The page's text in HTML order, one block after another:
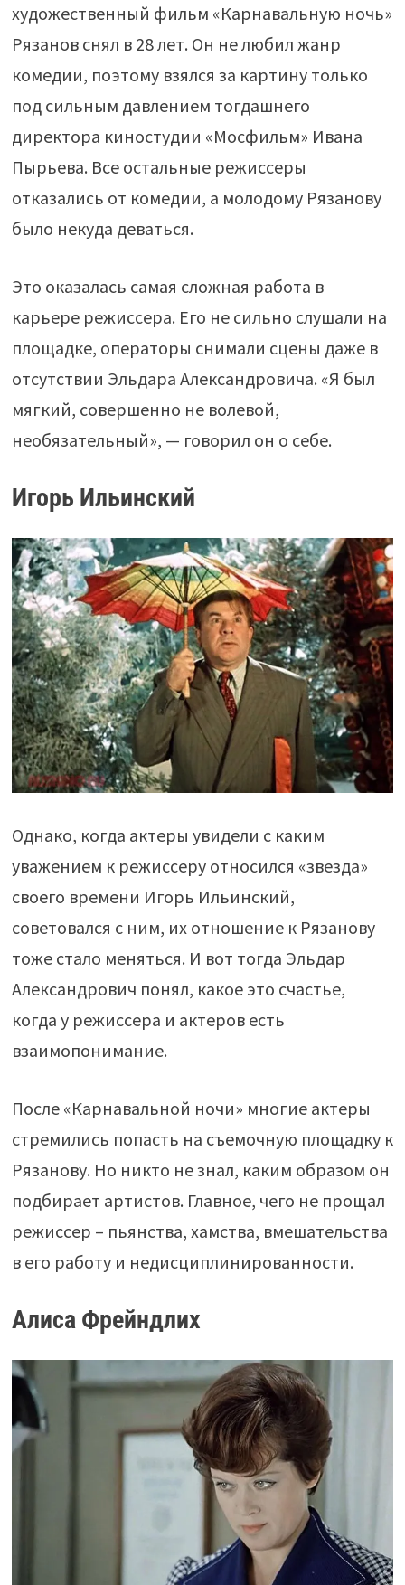
художественный фильм «Карнавальную ночь»
Рязанов снял в 28 лет. Он не любил жанр
комедии, поэтому взялся за картину только
под сильным давлением тогдашнего
директора киностудии «Мосфильм» Ивана
Пырьева. Все остальные режиссеры
отказались от комедии, а молодому Рязанову
было некуда деваться.
Это оказалась самая сложная работа в
карьере режиссера. Его не сильно слушали на
площадке, операторы снимали сцены даже в
отсутствии Эльдара Александровича. «Я был
мягкий, совершенно не волевой,
необязательный», — говорил он о себе.
Игорь Ильинский
Однако, когда актеры увидели с каким
уважением к режиссеру относился «звезда»
своего времени Игорь Ильинский,
советовался с ним, их отношение к Рязанову
тоже стало меняться. И вот тогда Эльдар
Александрович понял, какое это счастье,
когда у режиссера и актеров есть
взаимопонимание.
После «Карнавальной ночи» многие актеры
стремились попасть на съемочную площадку к
Рязанову. Но никто не знал, каким образом он
подбирает артистов. Главное, чего не прощал
режиссер – пьянства, хамства, вмешательства
в его работу и недисциплинированности.
Алиса Фрейндлих